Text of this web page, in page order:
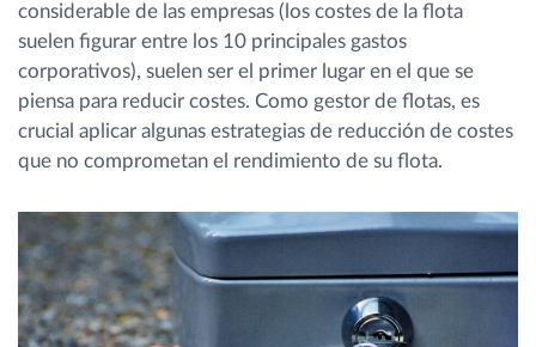
Identificación automática del conductor
Descubrir todas las características
¿Cómo podemos ayudar en el control de la
actividad de su flota?
Calculadora de ahorro
considerable de las empresas (los costes de la flota
suelen figurar entre los 10 principales gastos
corporativos), suelen ser el primer lugar en el que se
piensa para reducir costes. Como gestor de flotas, es
crucial aplicar algunas estrategias de reducción de costes
que no comprometan el rendimiento de su flota.